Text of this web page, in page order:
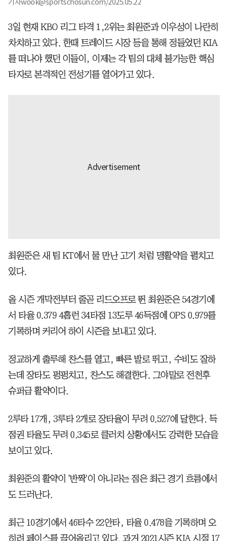
기자wook@sportschosun.com/2025.05.22
3일 현재 KBO 리그 타격 1,2위는 최원준과 이우성이 나란히
차치하고 있다. 한때 트레이드 시장 등을 통해 정들었던 KIA
를 떠나야 했던 이들이, 이제는 각 팀의 대체 불가능한 핵심
타자로 본격적인 전성기를 열어가고 있다.
최원준은 새 팀 KT에서 물 만난 고기 처럼 맹활약을 펼치고
있다.
올 시즌 개막전부터 줄곧 리드오프로 뛴 최원준은 54경기에
서 타율 0.379 4홈런 34타점 13도루 46득점에 OPS 0.979를
기록하며 커리어 하이 시즌을 보내고 있다.
정교하게 출루해 찬스를 열고, 빠른 발로 뛰고, 수비도 잘하
는데 장타도 펑펑치고, 찬스도 해결한다. 그야말로 전천후
슈퍼급 활약이다.
2루타 17개, 3루타 2개로 장타율이 무려 0.527에 달한다. 득
점권 타율도 무려 0.345로 클러치 상황에서도 강력한 모습을
보이고 있다.
최원준의 활약이 '반짝'이 아니라는 점은 최근 경기 흐름에서
도 드러난다.
최근 10경기에서 46타수 22안타, 타율 0.478을 기록하며 오
히려 페이스를 끌어올리고 있다. 과거 2021시즌 KIA 시절 17